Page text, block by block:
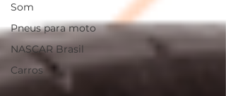
Som
Pneus para moto
NASCAR Brasil
Carros